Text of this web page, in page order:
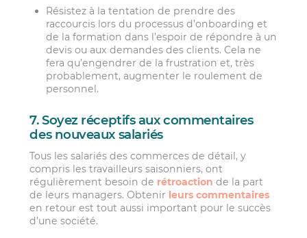
Résistez à la tentation de prendre des
raccourcis lors du processus d’onboarding et
de la formation dans l’espoir de répondre à un
devis ou aux demandes des clients. Cela ne
fera qu’engendrer de la frustration et, très
probablement, augmenter le roulement de
personnel.
7. Soyez réceptifs aux commentaires
des nouveaux salariés
Tous les salariés des commerces de détail, y
compris les travailleurs saisonniers, ont
régulièrement besoin de rétroaction de la part
de leurs managers. Obtenir leurs commentaires
en retour est tout aussi important pour le succès
d’une société.